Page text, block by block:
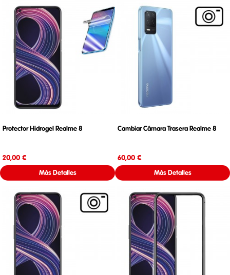
Protector Hidrogel Realme 8
20,00 €
Más Detalles
Cambiar Cámara Trasera Realme 8
60,00 €
Más Detalles